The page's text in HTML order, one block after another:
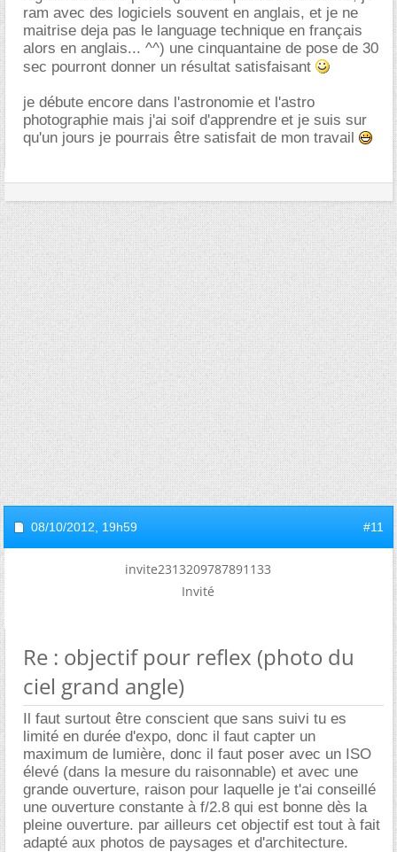
ram avec des logiciels souvent en anglais, et je ne
maitrise deja pas le language technique en français
alors en anglais... ^^) une cinquantaine de pose de 30
sec pourront donner un résultat satisfaisant
je débute encore dans l'astronomie et l'astro
photographie mais j'ai soif d'apprendre et je suis sur
qu'un jours je pourrais être satisfait de mon travail
08/10/2012, 19h59 #11
invite2313209787891133
Invité
Re : objectif pour reflex (photo du
ciel grand angle)
Il faut surtout être conscient que sans suivi tu es
limité en durée d'expo, donc il faut capter un
maximum de lumière, donc il faut poser avec un ISO
élevé (dans la mesure du raisonnable) et avec une
grande ouverture, raison pour laquelle je t'ai conseillé
une ouverture constante à f/2.8 qui est bonne dès la
pleine ouverture. par ailleurs cet objectif est tout à fait
adapté aux photos de paysages et d'architecture.